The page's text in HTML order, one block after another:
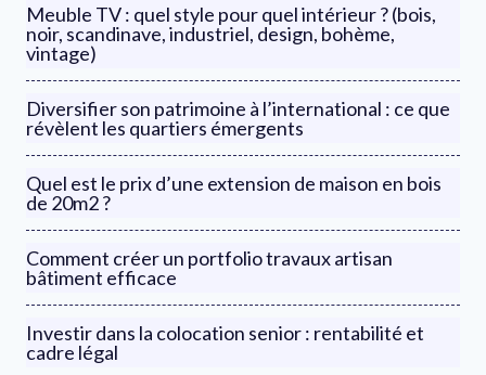
Meuble TV : quel style pour quel intérieur ? (bois,
noir, scandinave, industriel, design, bohème,
vintage)
Diversifier son patrimoine à l’international : ce que
révèlent les quartiers émergents
Quel est le prix d’une extension de maison en bois
de 20m2 ?
Comment créer un portfolio travaux artisan
bâtiment efficace
Investir dans la colocation senior : rentabilité et
cadre légal